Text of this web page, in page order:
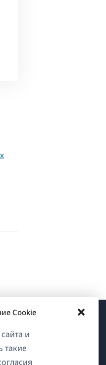
Cookie
и
такие